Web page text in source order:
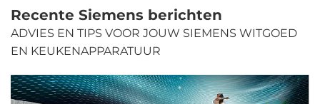
Recente Siemens berichten
ADVIES EN TIPS VOOR JOUW SIEMENS WITGOED
EN KEUKENAPPARATUUR